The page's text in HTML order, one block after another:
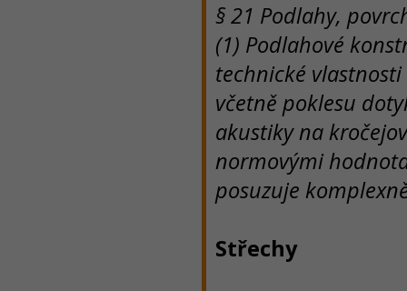
§ 21 Podlahy,
(1) Podlahové
technické
včetně poklesu
akustiky na
normovými
posuzuje
Střechy